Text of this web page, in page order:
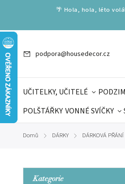
🌴 Hola, hola, léto
podpora@housedecor.cz
UČITELKY, UČITELÉ PODZIM
POLŠTÁŘKY VONNÉ SVÍČKY
DÁRKOVÉ VOUCHERY
ŠKOLA
Domů / DÁRKY / DÁRKOVÁ PŘÁNÍ
Kategorie